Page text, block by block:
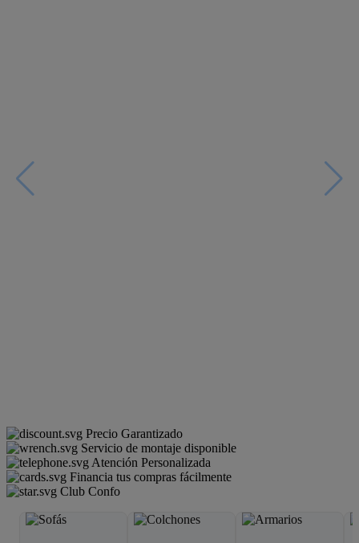
Precio Garantizado
Servicio de montaje disponible
Atención Personalizada
Financia tus compras fácilmente
Club Confo